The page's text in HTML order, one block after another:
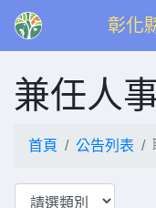
彰化
兼任人
首頁 公告列表